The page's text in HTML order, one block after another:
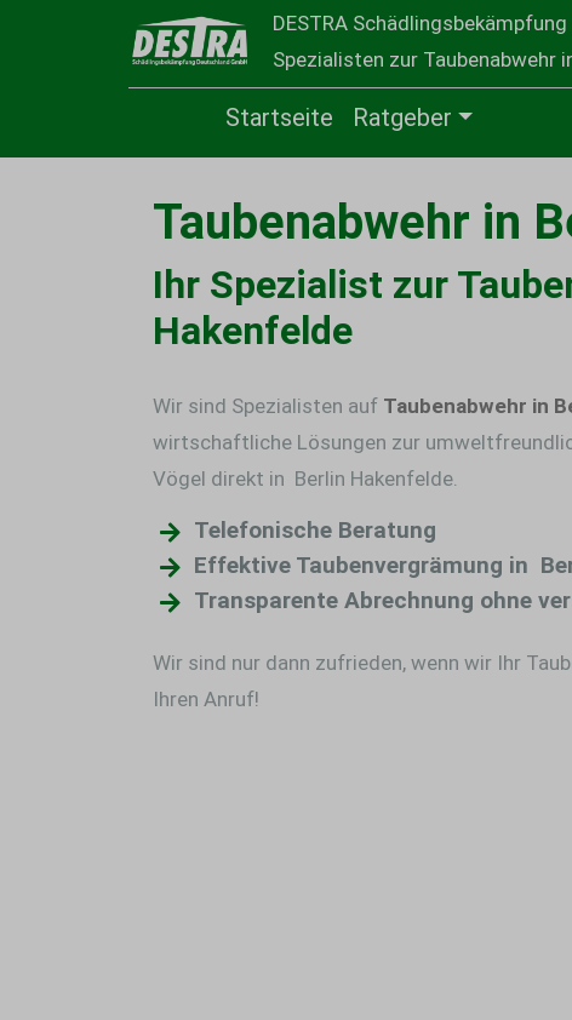
DESTRA
Spezialisten zur Taubenabwehr
Startseite Ratgeber
Taubenabwehr in
Ihr Spezialist zur
Hakenfelde
Wir sind Spezialisten auf Taubenabwehr in
wirtschaftliche Lösungen zur
Vögel direkt in Berlin Hakenfelde.
Telefonische Beratung
Effektive Taubenvergrämung in
Transparente Abrechnung ohne
Wir sind nur dann zufrieden, wenn wir Ihr
Ihren Anruf!